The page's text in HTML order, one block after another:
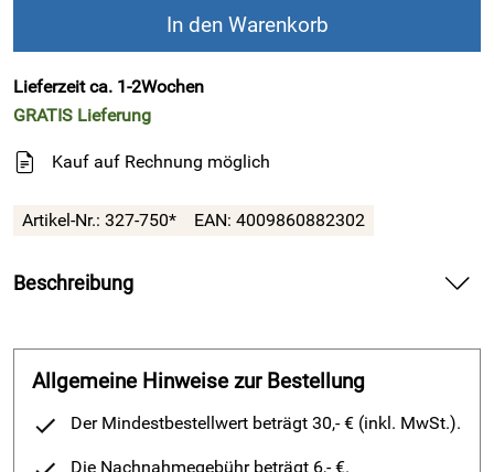
In den Warenkorb
Lieferzeit ca. 1-2Wochen
GRATIS Lieferung
Kauf auf Rechnung möglich
Artikel-Nr.: 327-750* EAN: 4009860882302
Beschreibung
Angora) - Schwarz
Die Alternative zum Schmerzpflaster
Erleben Sie die sanfte Wärmer der Medima Rückenwärmer!
Die natürlichen Hohlfasern des Angorahaares speichern die
Allgemeine Hinweise zur Bestellung
Der Mindestbestellwert beträgt 30,- € (inkl. MwSt.).
Die Nachnahmegebühr beträgt 6,- €.